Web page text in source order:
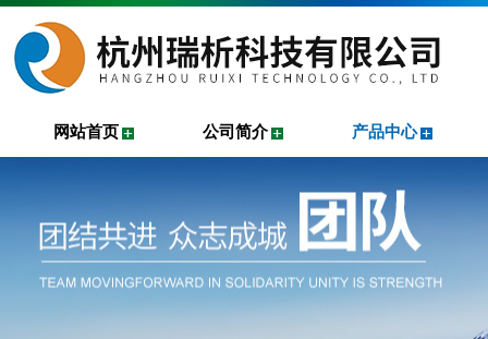
网站首页 公司简介 产品中心